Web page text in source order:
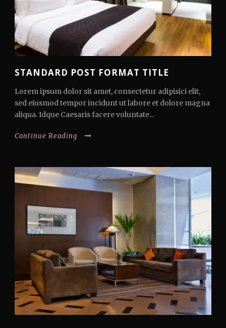
STANDARD POST FORMAT TITLE
Lorem ipsum dolor sit amet, consectetur adipisici elit,
sed eiusmod tempor incidunt ut labore et dolore magna
aliqua. Idque Caesaris facere voluntate...
Continue Reading